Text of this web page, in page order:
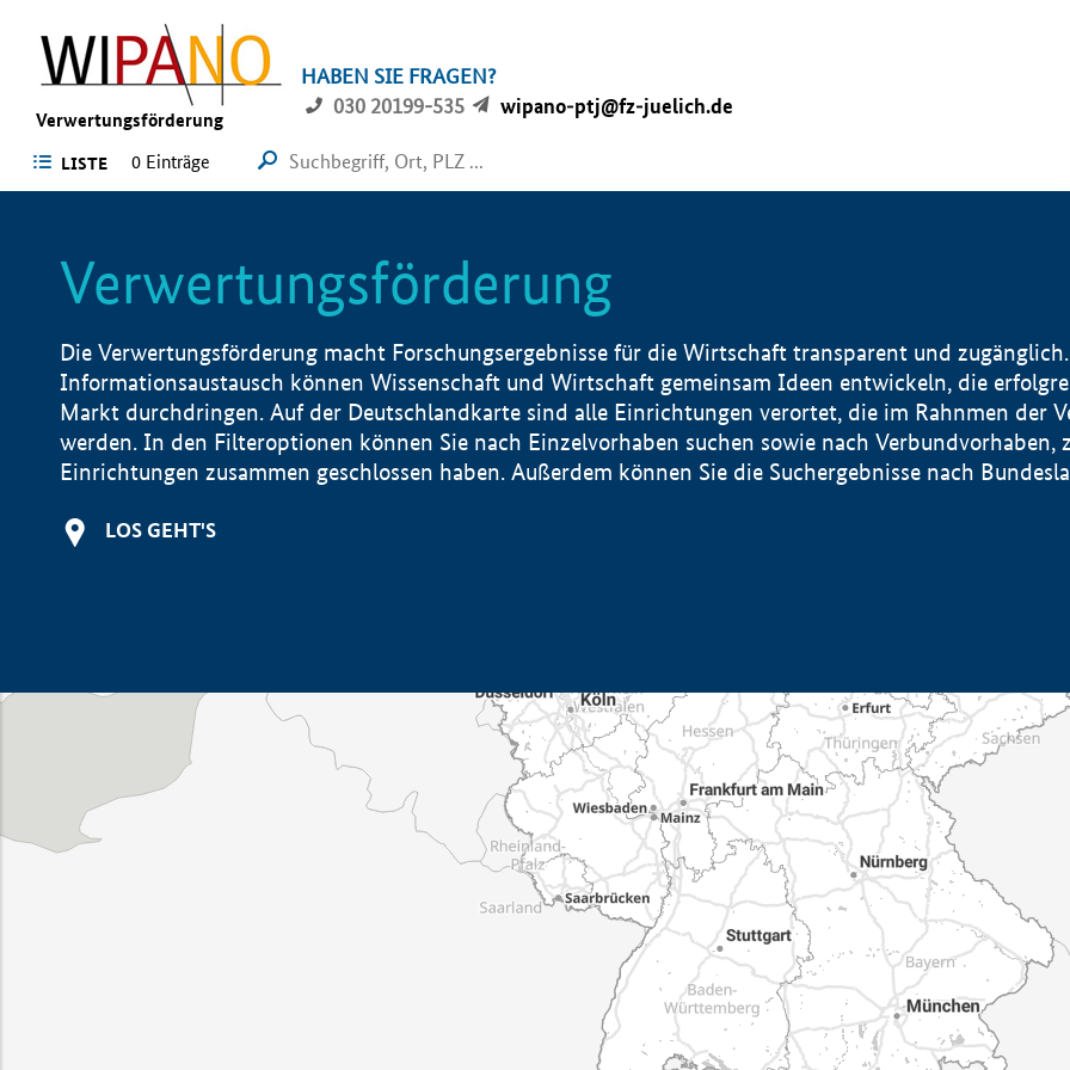
Verwertungsförderung
HABEN SIE FRAGEN?
030 20199-535
wipano-ptj@fz-juelich.de
LISTE 0 Einträge
Verwertungsförderung
Die Verwertungsförderung macht Forschungsergebnisse für die Wirtschaft transparent und
Informationsaustausch können Wissenschaft und Wirtschaft gemeinsam Ideen entwickeln, die
Markt durchdringen. Auf der Deutschlandkarte sind alle Einrichtungen verortet, die im Rahnmen der
werden. In den Filteroptionen können Sie nach Einzelvorhaben suchen sowie nach Verbundvorhaben,
Einrichtungen zusammen geschlossen haben. Außerdem können Sie die Suchergebnisse nach
LOS GEHT'S